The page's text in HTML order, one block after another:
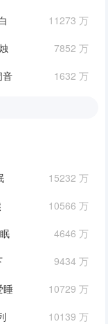
11273 万
7852 万
音
1632 万
15232 万
10566 万
4646 万
9434 万
睡
10729 万
10139 万